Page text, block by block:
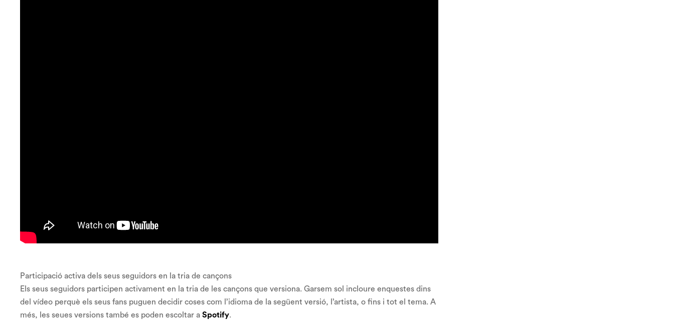
Participació activa dels seus seguidors en la tria de cançons
Els seus seguidors participen activament en la tria de les cançons que versiona. Garsem sol incloure enquestes dins
del vídeo perquè els seus fans puguen decidir coses com l’idioma de la següent versió, l’artista, o fins i tot el tema. A
més, les seues versions també es poden escoltar a Spotify.